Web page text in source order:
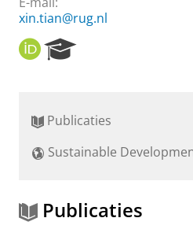
xin.tian@rug.nl
O
R
r
h
r
t
Publicaties
Sustainable
Publicaties